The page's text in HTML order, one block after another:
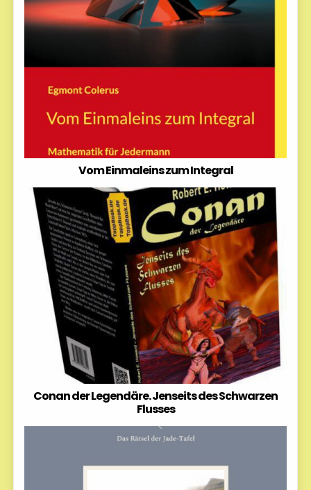
Vom Einmaleins zum Integral
Conan der Legendäre. Jenseits des Schwarzen
Flusses